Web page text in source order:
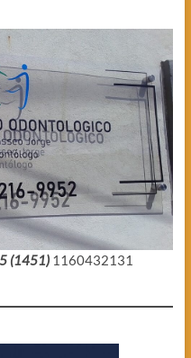
(1451) 1160432131